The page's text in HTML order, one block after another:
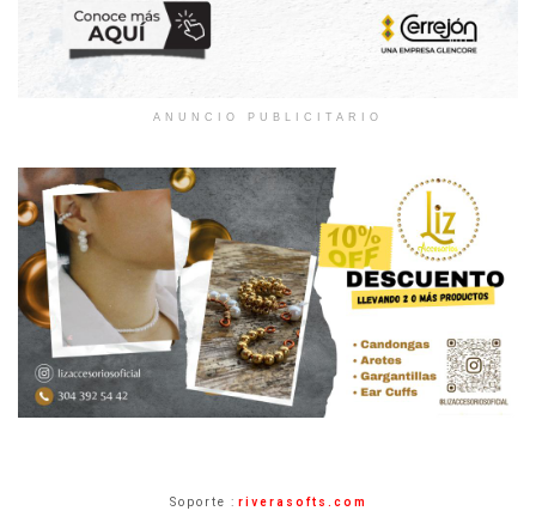
ANUNCIO PUBLICITARIO
Soporte : riverasofts.com